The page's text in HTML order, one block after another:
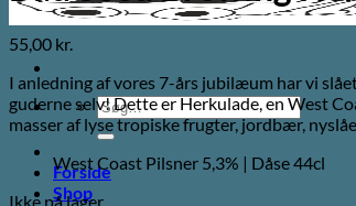
Søg
efter:
Forside
Shop
55,00 kr.
I anledning af vores 7-års jubilæum har vi
guderne selv! Dette er Herkulade, en West
masser af lyse tropiske frugter, jordbær,
West Coast Pilsner 5,3% | Dåse 44cl
Ikke på lager